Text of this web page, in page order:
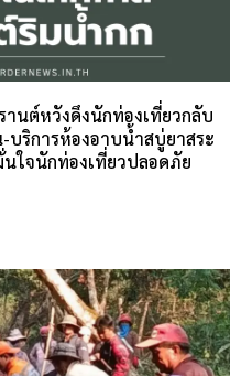
นต์หวังดึงนักท่องเที่ยวกลับ
บริการห้องอาบน้ำสบู่ยาสระ
ใจนักท่องเที่ยวปลอดภัย